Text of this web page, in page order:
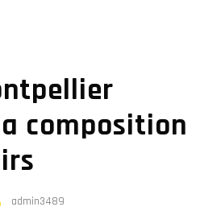
composition
admin3489